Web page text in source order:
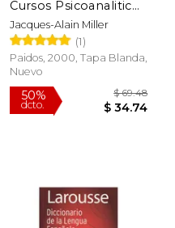
Cursos Psicoanaliticos
de Jacques Alain
Miller
Jacques-Alain Miller
(1)
Paidos, 2000, Tapa Blanda,
Nuevo